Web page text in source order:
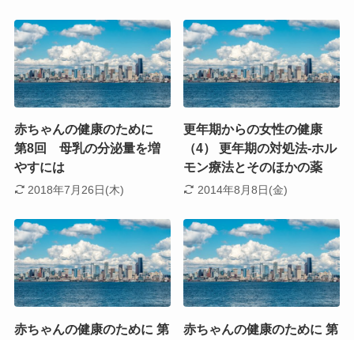
赤ちゃんの健康のために
第8回 母乳の分泌量を増
やすには
2018年7月26日(木)
更年期からの女性の健康
（4） 更年期の対処法-ホル
モン療法とそのほかの薬
2014年8月8日(金)
赤ちゃんの健康のために 第
赤ちゃんの健康のために 第